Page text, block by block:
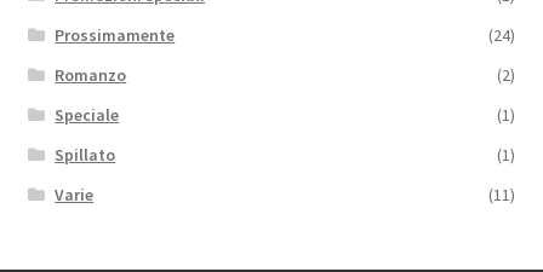
Prossimamente
(24)
Romanzo
(2)
Speciale
(1)
Spillato
(1)
Varie
(11)